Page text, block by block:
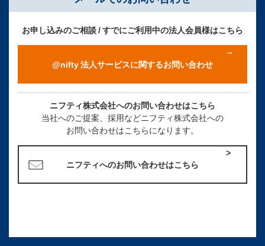
お申し込みのご相談 / すでにご利用中の法人会員様はこちら
@nifty 法人サービスに関するお問い合わせ
ニフティ株式会社へのお問い合わせはこちら
当社へのご提案、採用などニフティ株式会社への
お問い合わせはこちらになります。
ニフティへのお問い合わせはこちら